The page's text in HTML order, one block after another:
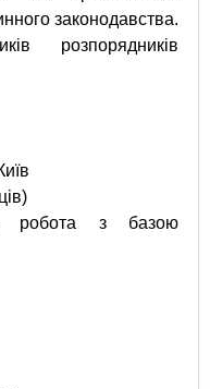
законодавства.
розпорядників
робота з базою